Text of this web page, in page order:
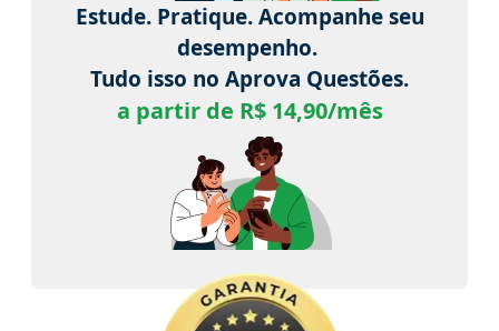
Estude. Pratique. Acompanhe seu
desempenho.
Tudo isso no Aprova Questões.
a partir de R$ 14,90/mês